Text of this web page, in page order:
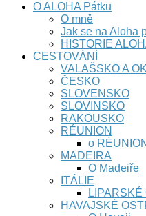
O ALOHA Pátku
O mně
Jak se na Aloha
HISTORIE
CESTOVÁNÍ
VALAŠSKO A
ČESKO
SLOVENSKO
SLOVINSKO
RAKOUSKO
RÉUNION
o
MADEIRA
O Madeiře
ITÁLIE
HAVAJSKÉ